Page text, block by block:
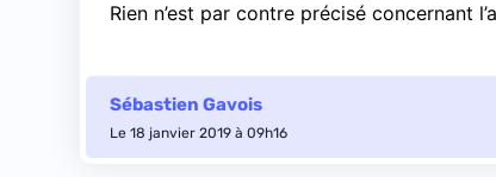
Rien n’est par contre précisé concernant
Sébastien Gavois
Le 18 janvier 2019 à 09h16